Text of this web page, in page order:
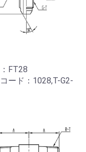
FT28
ード：1028,T-G2-